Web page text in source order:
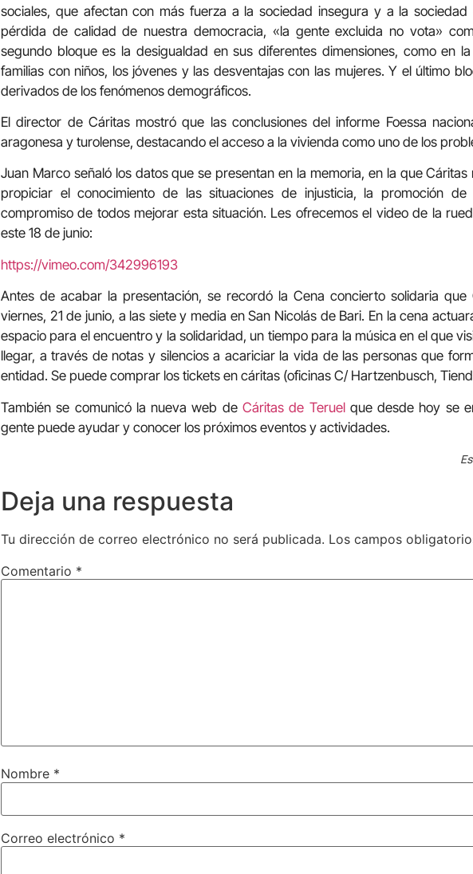
sociales, que afectan con más fuerza a la sociedad insegura y a la sociedad
pérdida de calidad de nuestra democracia, «la gente excluida no vota»
segundo bloque es la desigualdad en sus diferentes dimensiones, como en
familias con niños, los jóvenes y las desventajas con las mujeres. Y el último
derivados de los fenómenos demográficos.
El director de Cáritas mostró que las conclusiones del informe Foessa
aragonesa y turolense, destacando el acceso a la vivienda como uno de los
Juan Marco señaló los datos que se presentan en la memoria, en la que
propiciar el conocimiento de las situaciones de injusticia, la promoción
compromiso de todos mejorar esta situación. Les ofrecemos el video de la
este 18 de junio:
https://vimeo.com/342996193
Antes de acabar la presentación, se recordó la Cena concierto solidaria
viernes, 21 de junio, a las siete y media en San Nicolás de Bari. En la cena
espacio para el encuentro y la solidaridad, un tiempo para la música en el que
llegar, a través de notas y silencios a acariciar la vida de las personas que
entidad. Se puede comprar los tickets en cáritas (oficinas C/ Hartzenbusch,
También se comunicó la nueva web de Cáritas de Teruelque desde hoy se
gente puede ayudar y conocer los próximos eventos y actividades.
Deja una respuesta
Tu dirección de correo electrónico no será publicada. Los campos
Comentario *
Nombre *
Correo electrónico *